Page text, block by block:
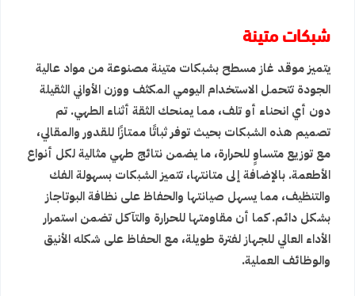
شبكات متينة
يتميز موقد غاز مسطح بشبكات متينة مصنوعة من مواد عالية
الجودة تتحمل الاستخدام اليومي المكثف ووزن الأواني الثقيلة
دون أي انحناء أو تلف، مما يمنحك الثقة أثناء الطهي. تم
تصميم هذه الشبكات بحيث توفر ثباتًا ممتازًا للقدور والمقالي،
مع توزيع متساوٍ للحرارة، ما يضمن نتائج طهي مثالية لكل أنواع
الأطعمة. بالإضافة إلى متانتها، تتميز الشبكات بسهولة الفك
والتنظيف، مما يسهل صيانتها والحفاظ على نظافة البوتاجاز
بشكل دائم. كما أن مقاومتها للحرارة والتآكل تضمن استمرار
الأداء العالي للجهاز لفترة طويلة، مع الحفاظ على شكله الأنيق
والوظائف العملية.